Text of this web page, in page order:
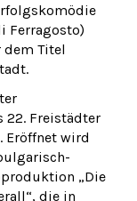
Ferragosto)
Titel
22. Freistädter
Eröffnet wird
„Die
die in